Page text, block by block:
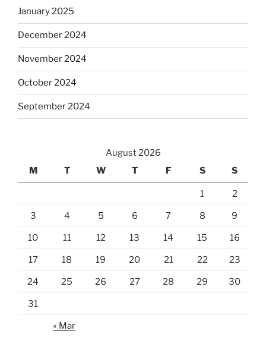
January 2025
December 2024
November 2024
October 2024
September 2024
August 2026
M
T W T F S S
1 2
3 4 5 6 7 8 9
10 11 12 13 14 15 16
17 18 19 20 21 22 23
24 25 26 27 28 29 30
31
« Mar